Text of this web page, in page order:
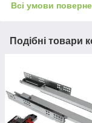
Всі умови
Подібні товари